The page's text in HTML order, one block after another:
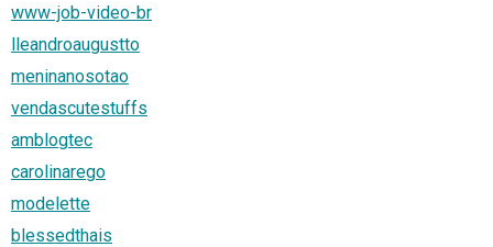
www-job-video-br
lleandroaugustto
meninanosotao
vendascutestuffs
amblogtec
carolinarego
modelette
blessedthais